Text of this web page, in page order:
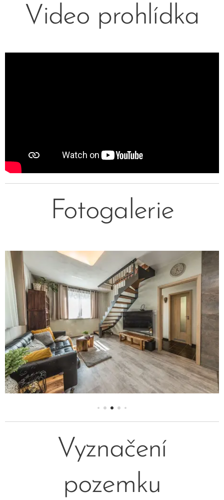
Video prohlídka
Fotogalerie
Vyznačení
pozemku